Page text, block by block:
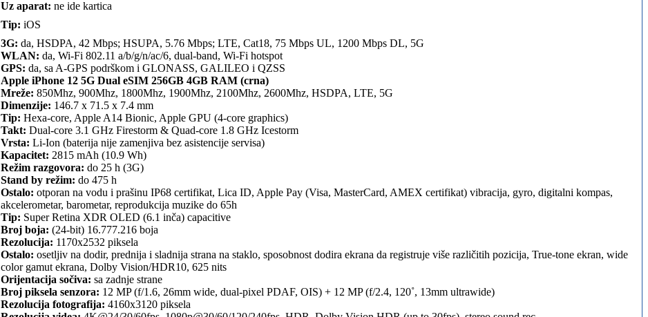
Uz aparat: ne ide kartica
Tip: iOS
3G: da, HSDPA, 42 Mbps; HSUPA, 5.76 Mbps; LTE, Cat18, 75 Mbps UL, 1200 Mbps DL, 5G
WLAN: da, Wi-Fi 802.11 a/b/g/n/ac/6, dual-band, Wi-Fi hotspot
GPS: da, sa A-GPS podrškom i GLONASS, GALILEO i QZSS
Apple iPhone 12 5G Dual eSIM 256GB 4GB RAM (crna)
Mreže: 850Mhz, 900Mhz, 1800Mhz, 1900Mhz, 2100Mhz, 2600Mhz, HSDPA, LTE, 5G
Dimenzije: 146.7 x 71.5 x 7.4 mm
Tip: Hexa-core, Apple A14 Bionic, Apple GPU (4-core graphics)
Takt: Dual-core 3.1 GHz Firestorm & Quad-core 1.8 GHz Icestorm
Vrsta: Li-Ion (baterija nije zamenjiva bez asistencije servisa)
Kapacitet: 2815 mAh (10.9 Wh)
Režim razgovora: do 25 h (3G)
Stand by režim: do 475 h
Ostalo: otporan na vodu i prašinu IP68 certifikat, Lica ID, Apple Pay (Visa, MasterCard, AMEX certifikat) vibracija, gyro, digitalni kompas,
akcelerometar, barometar, reprodukcija muzike do 65h
Tip: Super Retina XDR OLED (6.1 inča) capacitive
Broj boja: (24-bit) 16.777.216 boja
Rezolucija: 1170x2532 piksela
Ostalo: osetljiv na dodir, prednija i sladnija strana na staklo, sposobnost dodira ekrana da registruje više različitih pozicija, True-tone ekran, wide
color gamut ekrana, Dolby Vision/HDR10, 625 nits
Orijentacija sočiva: sa zadnje strane
Broj piksela senzora: 12 MP (f/1.6, 26mm wide, dual-pixel PDAF, OIS) + 12 MP (f/2.4, 120˚, 13mm ultrawide)
Rezolucija fotografija: 4160x3120 piksela